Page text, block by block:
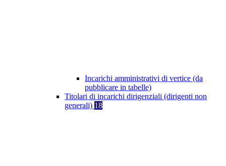
Incarichi amministrativi di vertice (da
pubblicare in tabelle)
Titolari di incarichi dirigenziali (dirigenti non
generali) 18